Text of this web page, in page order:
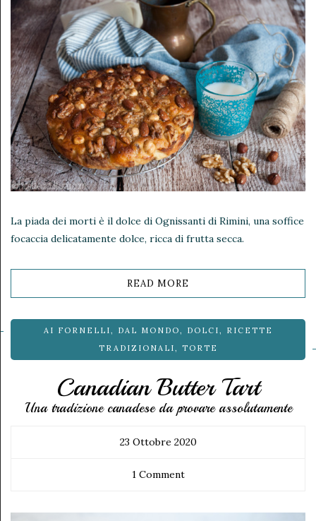
La piada dei morti è il dolce di Ognissanti di Rimini, una soffice
focaccia delicatamente dolce, ricca di frutta secca.
READ MORE
AI FORNELLI , DAL MONDO , DOLCI ,
RICETTE
TRADIZIONALI , TORTE
Canadian Butter Tart
Una tradizione canadese da provare assolutamente
23 Ottobre 2020
1 Comment